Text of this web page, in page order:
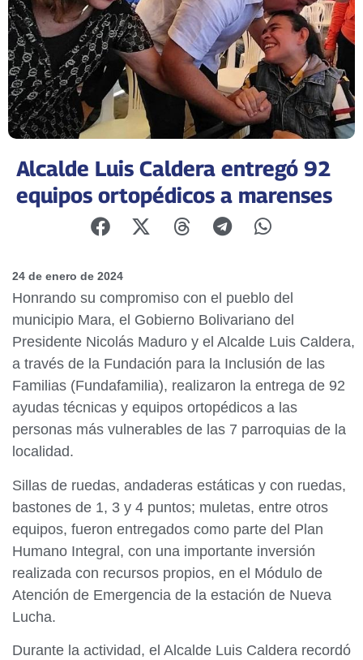
Alcalde Luis Caldera entregó 92
equipos ortopédicos a marenses
24 de enero de 2024
Honrando su compromiso con el pueblo del
municipio Mara, el Gobierno Bolivariano del
Presidente Nicolás Maduro y el Alcalde Luis Caldera,
a través de la Fundación para la Inclusión de las
Familias (Fundafamilia), realizaron la entrega de 92
ayudas técnicas y equipos ortopédicos a las
personas más vulnerables de las 7 parroquias de la
localidad.
Sillas de ruedas, andaderas estáticas y con ruedas,
bastones de 1, 3 y 4 puntos; muletas, entre otros
equipos, fueron entregados como parte del Plan
Humano Integral, con una importante inversión
realizada con recursos propios, en el Módulo de
Atención de Emergencia de la estación de Nueva
Lucha.
Durante la actividad, el Alcalde Luis Caldera recordó